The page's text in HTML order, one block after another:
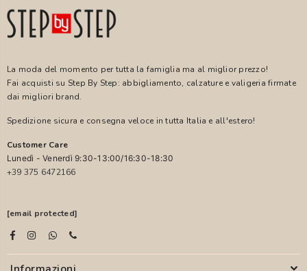
La moda del momento per tutta la famiglia ma al miglior prezzo!
Fai acquisti su Step By Step: abbigliamento, calzature e valigeria firmate
dai migliori brand.
Spedizione sicura e consegna veloce in tutta Italia e all'estero!
Customer Care
Lunedì - Venerdì 9:30-13:00/16:30-18:30
+39 375 6472166
[email protected]